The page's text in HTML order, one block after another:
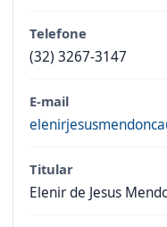
Telefone
(32) 3267-3147
E-mail
Titular
Elenir de Jesus